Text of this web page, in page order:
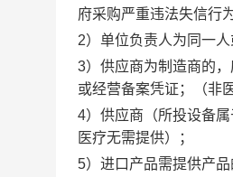
府采购严重违法失信行
2）单位负责人为同一
3） 供应商为制造商的，
或经营备案凭证 ；（非
4） 供应商 （所投设备属
医疗无需提供）；
5）进口产品需提供产品